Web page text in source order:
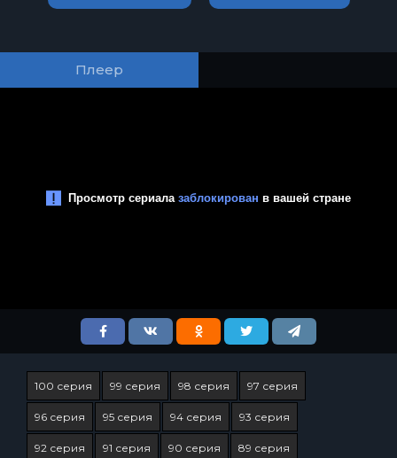
Плеер
100 серия 99 серия 98 серия 97 серия
96 серия 95 серия 94 серия 93 серия
92 серия 91 серия 90 серия 89 серия